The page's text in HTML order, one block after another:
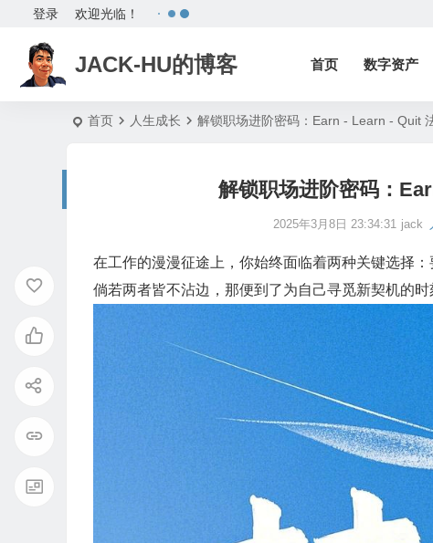
欢迎光临！
登录
JACK-HU的博客 首页 数字资产
首页 人生成长 解锁职场进阶密码：Earn - Learn - Quit
解锁职场进阶密码：
2025年3月8日 23:34:31 jack
在工作的漫漫征途上，你始终面临着两种关键选择
倘若两者皆不沾边，那便到了为自己寻觅新契机的时